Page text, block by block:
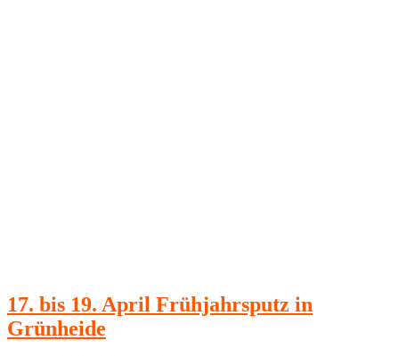
17. bis 19. April Frühjahrsputz in
Grünheide